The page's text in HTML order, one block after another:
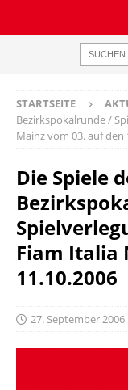
STARTSEITE
Bezirkspokalrunde /
Mainz vom 03. auf den
Die Spiele
Fiam Italia
11.10.2006
27. September 2006